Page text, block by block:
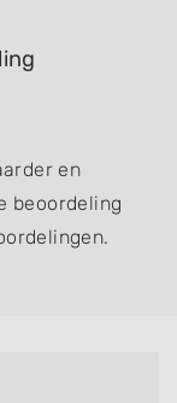
en
beoordeling